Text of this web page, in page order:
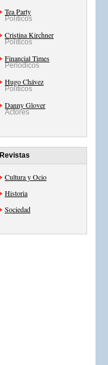
Tea Party
Políticos
Cristina Kirchner
Políticos
Financial Times
Periódicos
Hugo Chávez
Políticos
Danny Glover
Actores
Revistas
Cultura y Ocio
Historia
Sociedad